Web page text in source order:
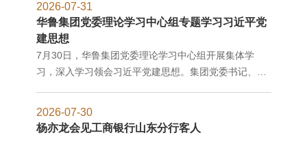
2026-07-31
华鲁集团党委理论学习中心组专题学习习近平党
建思想
7月30日，华鲁集团党委理论学习中心组开展集体学
习，深入学习领会习近平党建思想。集团党委书记、董
作组组长，山东国投集团党委常委、副总经理孙涛一行
列席旁听并点评。
2026-07-30
杨亦龙会见工商银行山东分行客人